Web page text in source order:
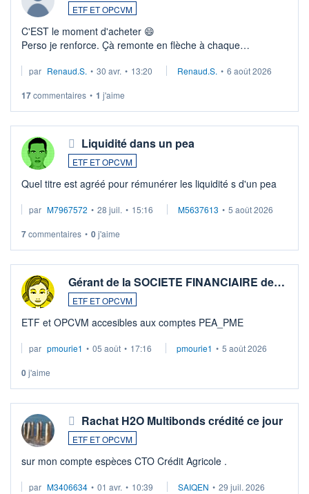
ETF ET OPCVM
C'EST le moment d'acheter 😄​
Perso je renforce. Çà remonte en flèche à chaque
Investissement long terme tip top pour sa retraite.
par Renaud.S. • 30 avr. • 13:20 Renaud.S. • 6 août 2026
17commentaires • 1 j'aime
Liquidité dans un pea
ETF ET OPCVM
Quel titre est agréé pour rémunérer les liquidité s d'un pea
par M7967572 • 28 juil. • 15:16 M5637613 • 5 août 2026
7commentaires • 0j'aime
Gérant de la SOCIETE FINANCIAIRE de…
ETF ET OPCVM
ETF et OPCVM accesibles aux comptes PEA_PME
par pmourie1 • 05 août • 17:16 pmourie1 • 5 août 2026
0j'aime
Rachat H2O Multibonds crédité ce jour
ETF ET OPCVM
sur mon compte espèces CTO Crédit Agricole .
par M3406634 • 01 avr. • 10:39 SAIQEN • 29 juil. 2026